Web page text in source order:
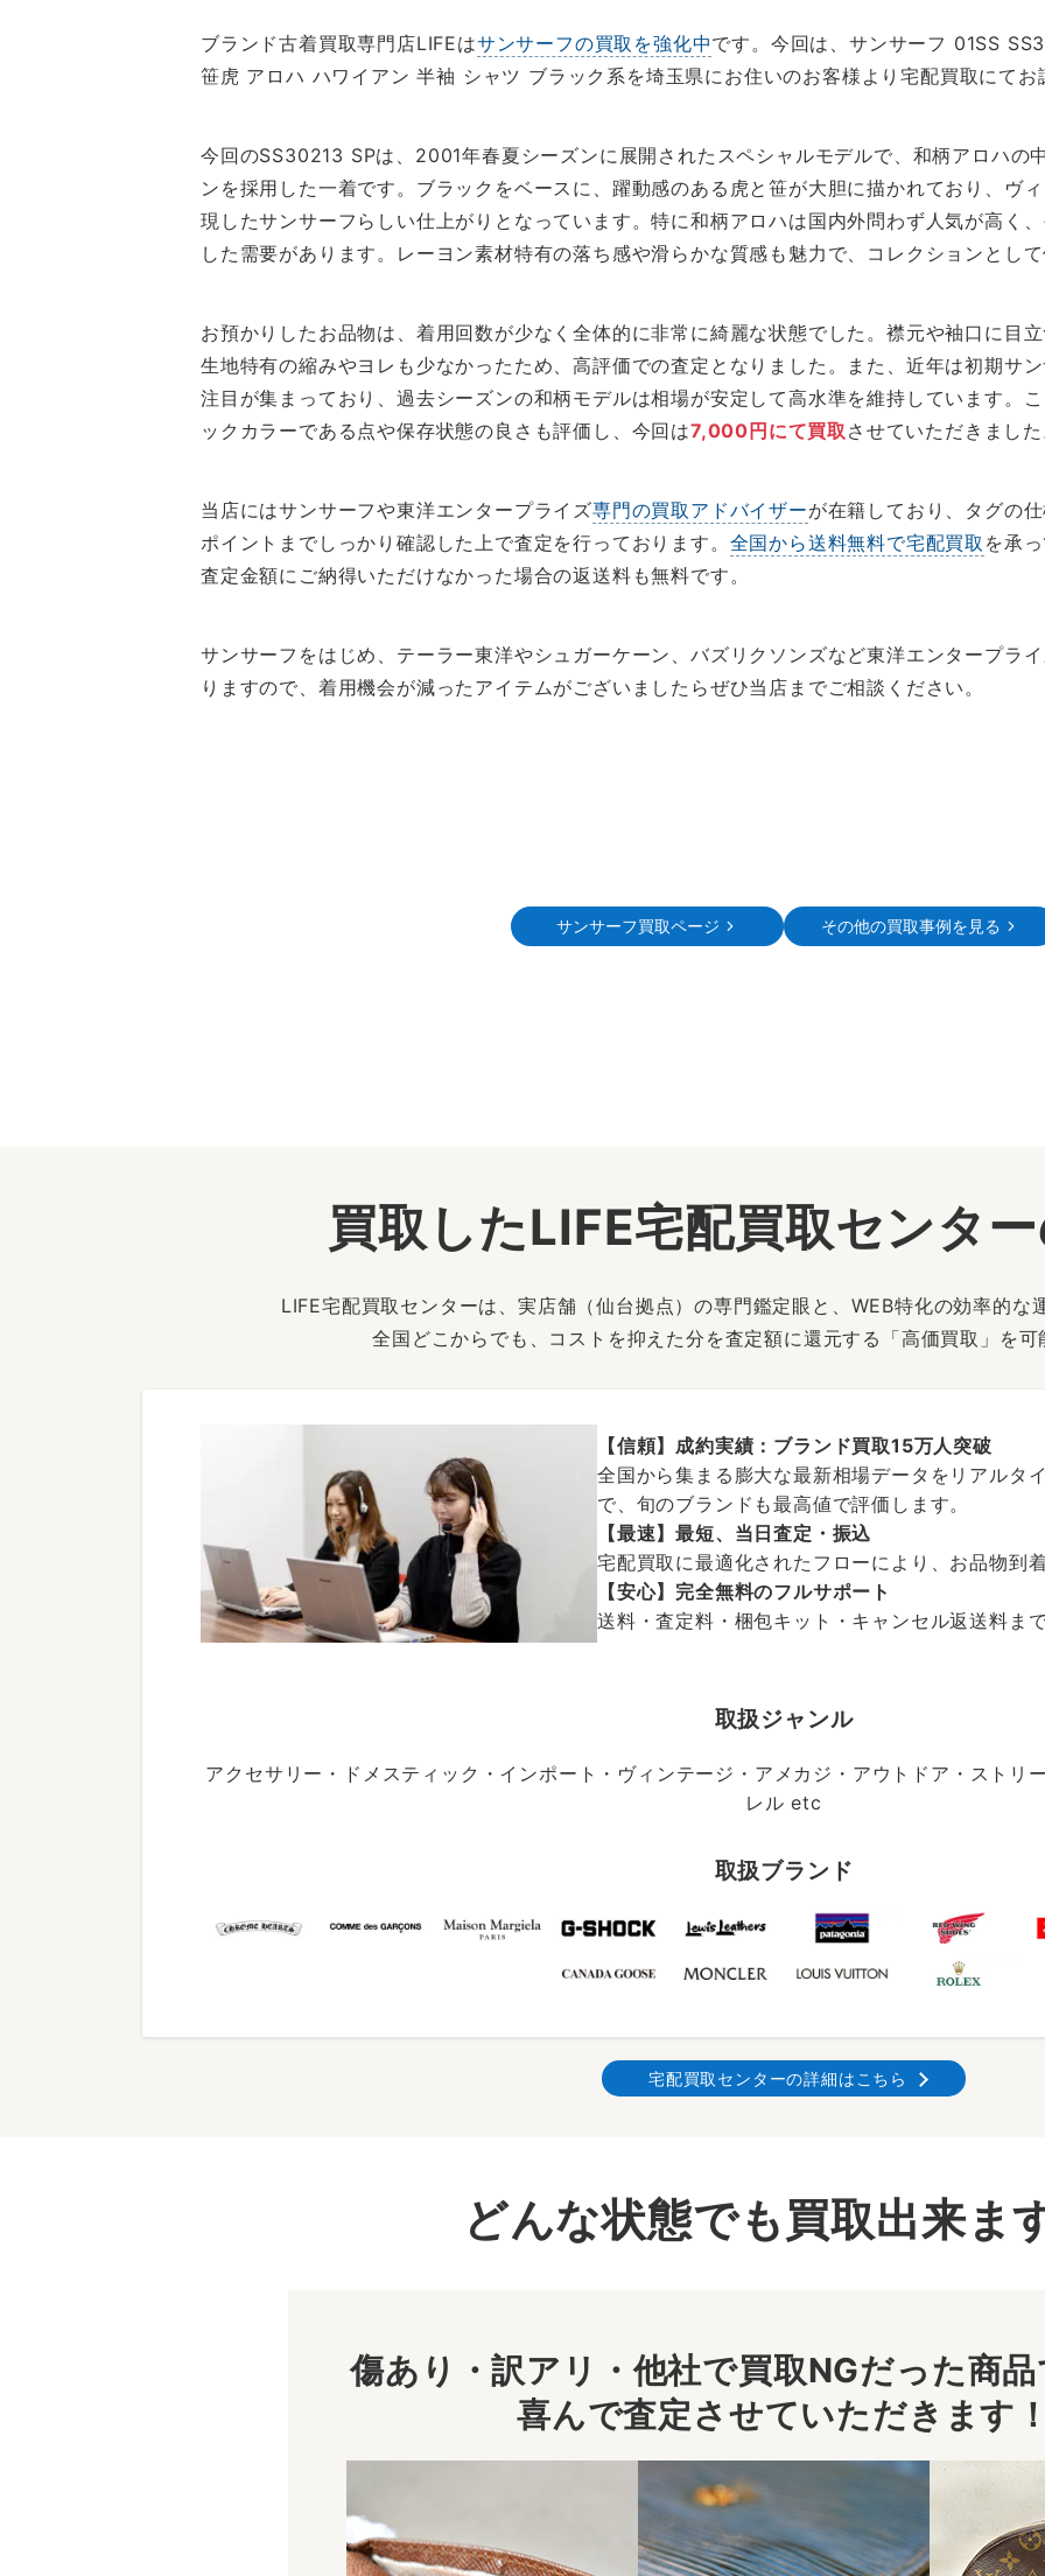
ブランド古着買取専門店LIFEはサンサーフの買取を強化中です。今回は、サンサーフ 01SS
笹虎 アロハ ハワイアン 半袖 シャツ ブラック系を埼玉県にお住いのお客様より宅配買取にてお
今回のSS30213 SPは、2001年春夏シーズンに展開されたスペシャルモデルで、和柄アロハの
ンを採用した一着です。ブラックをベースに、躍動感のある虎と笹が大胆に描かれており、ヴ
現したサンサーフらしい仕上がりとなっています。特に和柄アロハは国内外問わず人気が高く
した需要があります。レーヨン素材特有の落ち感や滑らかな質感も魅力で、コレクションとし
お預かりしたお品物は、着用回数が少なく全体的に非常に綺麗な状態でした。襟元や袖口に目
生地特有の縮みやヨレも少なかったため、高評価での査定となりました。また、近年は初期サ
注目が集まっており、過去シーズンの和柄モデルは相場が安定して高水準を維持しています。
ックカラーである点や保存状態の良さも評価し、今回は7,000円にて買取 させていただきまし
当店にはサンサーフや東洋エンタープライズ専門の買取アドバイザーが在籍しており、タグの
ポイントまでしっかり確認した上で査定を行っております。 全国から送料無料で宅配買取 を承
査定金額にご納得いただけなかった場合の返送料も無料です。
サンサーフをはじめ、テーラー東洋やシュガーケーン、バズリクソンズなど東洋エンタープラ
りますので、着用機会が減ったアイテムがございましたらぜひ当店までご相談ください。
サンサーフ買取ページ その他の買取事例を見る
買取したLIFE宅配買取センタ
LIFE宅配買取センターは、実店舗（仙台拠点）の専門鑑定眼と、WEB特化の効率的な
全国どこからでも、コストを抑えた分を査定額に還元する「高価買取」を
【信頼】成約実績：ブランド買取15万人突破
全国から集まる膨大な最新相場データをリアルタ
で、旬のブランドも最高値で評価します。
【最速】最短、当日査定・振込
宅配買取に最適化されたフローにより、お品物到
【安心】完全無料のフルサポート
送料・査定料・梱包キット・キャンセル返送料ま
取扱ジャンル
アクセサリー・ドメスティック・インポート・ヴィンテージ・アメカジ・アウトドア・ストリ
レル etc
取扱ブランド
宅配買取センターの詳細はこちら
どんな状態でも買取出来ま
傷あり・訳アリ・他社で買取NGだった商
喜んで査定させていただきます